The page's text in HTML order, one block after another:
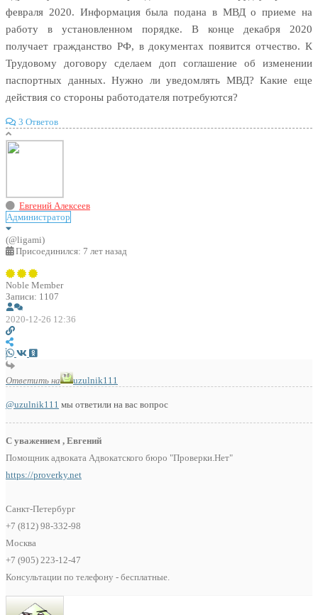
февраля 2020. Информация была подана в МВД о приеме на
работу в установленном порядке. В конце декабря 2020
получает гражданство РФ, в документах появится отчество. К
Трудовому договору сделаем доп соглашение об изменении
паспортных данных. Нужно ли уведомлять МВД? Какие еще
действия со стороны работодателя потребуются?
3 Ответов
Евгений Алексеев
Администратор
(@ligami)
Присоединился: 7 лет назад
Noble Member
Записи: 1107
2020-12-26 12:36
Ответить на uzulnik111
@uzulnik111 мы ответили на вас вопрос
С уважением , Евгений
Помощник адвоката Адвокатского бюро "Проверки.Нет"
https://proverky.net
Санкт-Петербург
+7 (812) 98-332-98
Москва
+7 (905) 223-12-47
Консультации по телефону - бесплатные.